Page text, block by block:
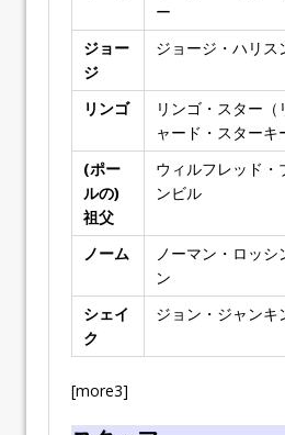
ー
ジョー
ジ
ジョージ・ハリス
リンゴ
リンゴ・スター（
ャード・スターキ
(ポー
ルの)
祖父
ウィルフレッド・
ンビル
ノーム
ノーマン・ロッシ
ン
シェイ
ク
ジョン・ジャンキ
[more3]